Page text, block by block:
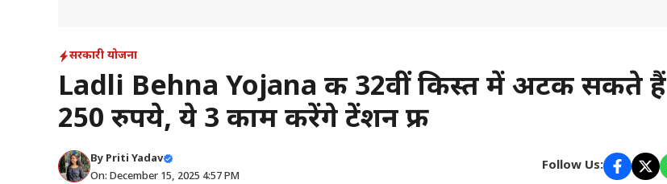
सरकारी योजना
Ladli Behna Yojana की 32वीं किस्त में अटक सकते हैं
250 रुपये, ये 3 काम करेंगे टेंशन फ्री
By Priti Yadav
On: December 15, 2025 4:57 PM
Follow Us: